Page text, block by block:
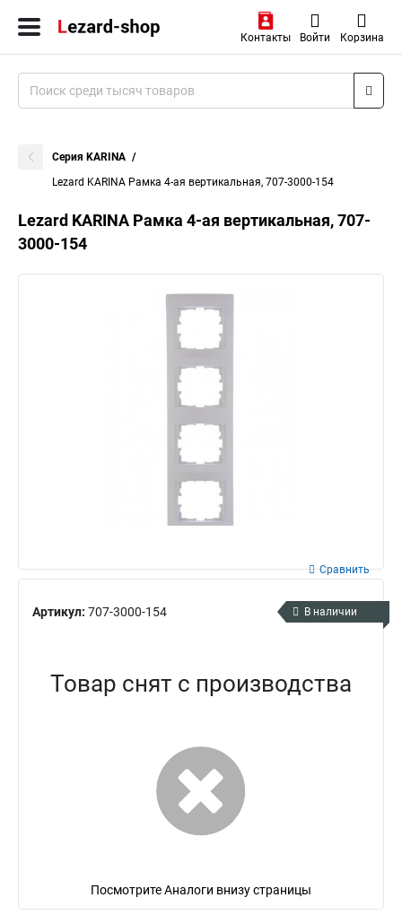
Контакты Войти Корзина
Серия KARINA
Lezard KARINA Рамка 4-ая вертикальная, 707-3000-154
Lezard KARINA Рамка 4-ая вертикальная, 707-
3000-154
Артикул: 707-3000-154
Сравнить
В наличии
Товар снят с производства
Посмотрите Аналоги внизу страницы